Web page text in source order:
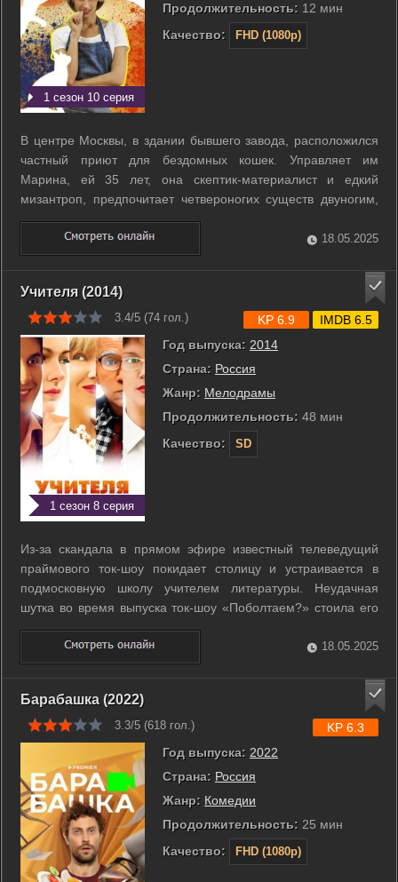
1 сезон 10 серия
Продолжительность: 12 мин
Качество:
FHD (1080p)
В центре Москвы, в здании бывшего завода, расположился
частный приют для бездомных кошек. Управляет им
Марина, ей 35 лет, она скептик-материалист и едкий
мизантроп, предпочитает четвероногих существ двуногим,
отпугивая своим поведением посетителей приюта, которые
приходят сюда в поисках домашнего животного или же
наоборот, оставляют здесь своих ...
18.05.2025
Учителя (2014)
3.4/5 (74 гол.)
1 сезон 8 серия
Год выпуска: 2014
Страна: Россия
Жанр: Мелодрамы
Продолжительность: 48 мин
Качество:
SD
KP 6.9 IMDB 6.5
Из-за скандала в прямом эфире известный телеведущий
праймового ток-шоу покидает столицу и устраивается в
подмосковную школу учителем литературы. Неудачная
шутка во время выпуска ток-шоу «Поболтаем?» стоила его
ведущему Арсению Платонову карьеры. Вчерашняя звезда,
он возвращается к маме в небольшой подмосковный
городок. Новый директор школы, ...
18.05.2025
Барабашка (2022)
3.3/5 (618 гол.)
Год выпуска: 2022
Страна: Россия
Жанр: Комедии
Продолжительность: 25 мин
Качество:
FHD (1080p)
KP 6.3